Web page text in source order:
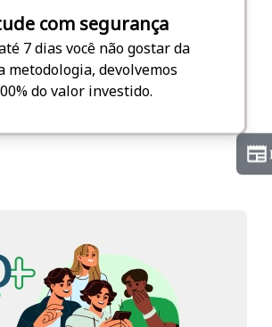
com segurança
7 dias você não gostar da
metodologia, devolvemos
do valor investido.